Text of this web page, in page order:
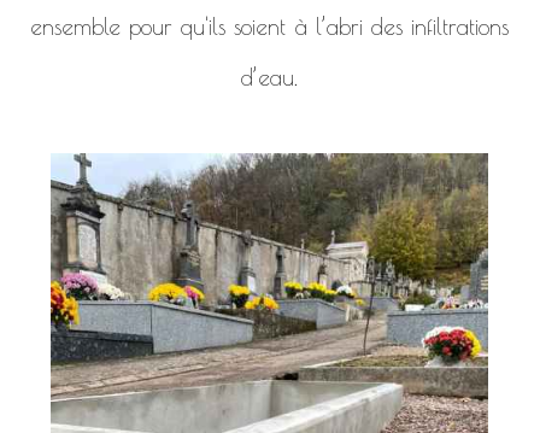
ensemble pour qu'ils soient à l’abri des infiltrations
d’eau.